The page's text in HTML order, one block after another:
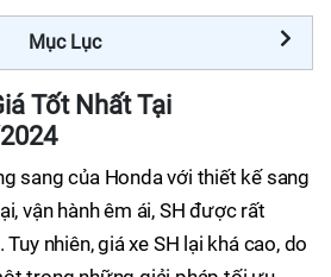
Mục Lục
Tốt Nhất Tại
sang của Honda với thiết kế sang
vận hành êm ái, SH được rất
nhiên, giá xe SH lại khá cao, do